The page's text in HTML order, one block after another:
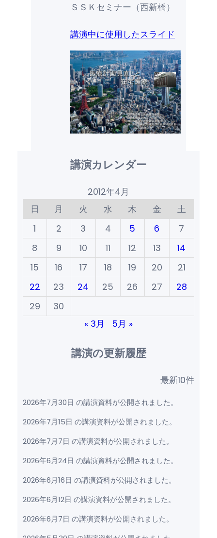
ＳＳＫセミナー（西新橋）
講演中に使用したスライド
講演カレンダー
2012年4月
日
月 火 水 木 金
土
1
2 3 4 5 6
7
8
9 10 11 12 13
14
15
16 17 18 19 20
21
22
23 24 25 26 27
28
29
30
« 3月
5月 »
講演の更新履歴
最新10件
2026年7月30日 の講演資料が公開されました。
2026年7月15日 の講演資料が公開されました。
2026年7月7日 の講演資料が公開されました。
2026年6月24日 の講演資料が公開されました。
2026年6月16日 の講演資料が公開されました。
2026年6月12日 の講演資料が公開されました。
2026年6月7日 の講演資料が公開されました。